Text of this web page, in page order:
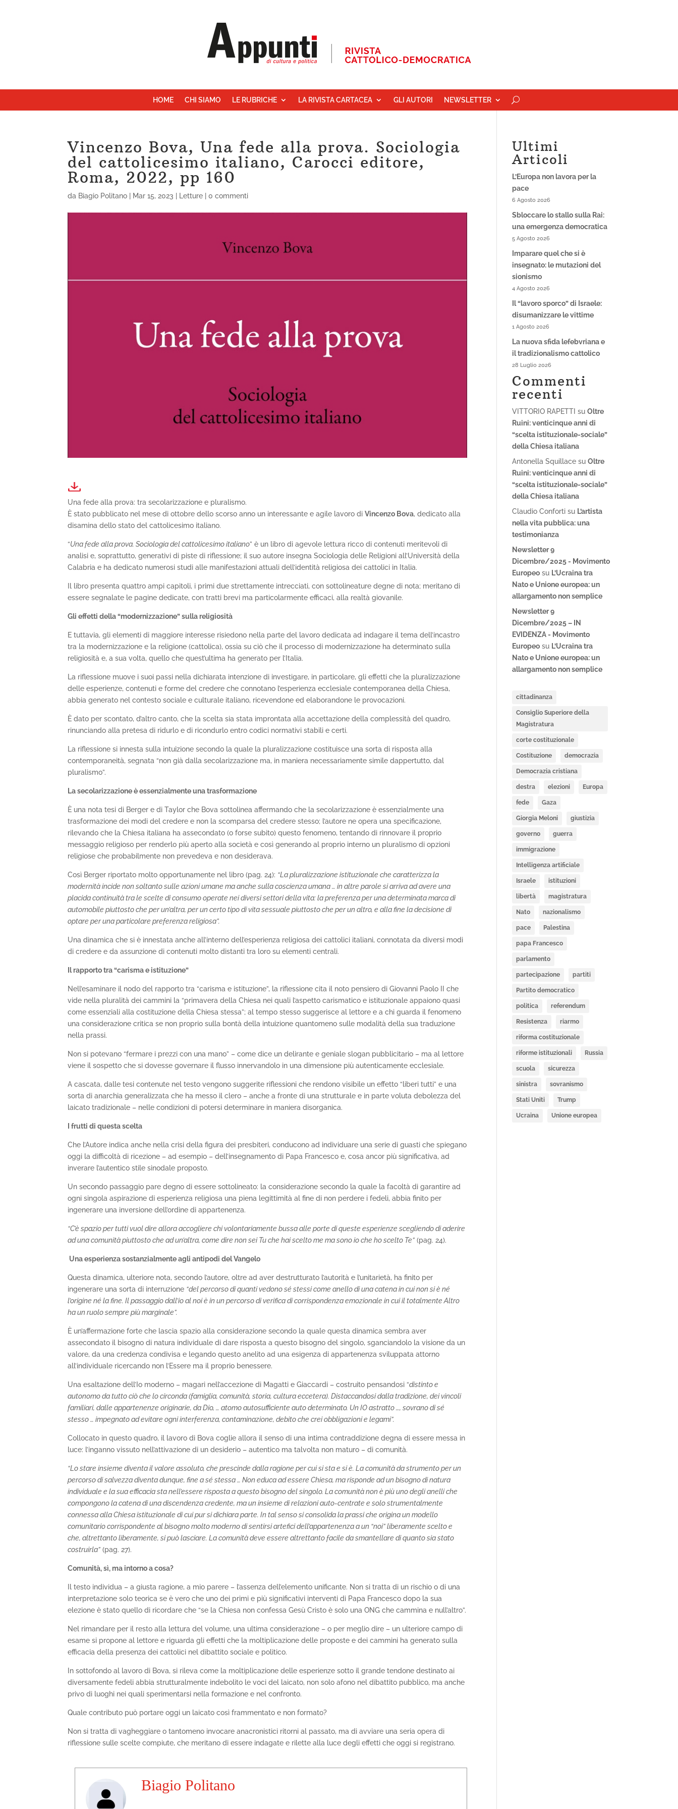
HOME CHI SIAMO LE RUBRICHE LA RIVISTA CARTACEA GLI AUTORI NEWSLETTER
Vincenzo Bova, Una fede alla prova. Sociologia
del cattolicesimo italiano, Carocci editore,
Roma, 2022, pp 160
da Biagio Politano Mar 15, 2023 Letture |0 commenti
Una fede alla prova: tra secolarizzazione e pluralismo.
È stato pubblicato nel mese di ottobre dello scorso anno un interessante e agile lavoro diVincenzo Bova, dedicato alla
disamina dello stato del cattolicesimo italiano.
“Una fede alla prova. Sociologia del cattolicesimo italiano” è un libro di agevole lettura ricco di contenuti meritevoli di
analisi e, soprattutto, generativi di piste di riflessione; il suo autore insegna Sociologia delle Religioni all’Università della
Calabria e ha dedicato numerosi studi alle manifestazioni attuali dell’identità religiosa dei cattolici in Italia.
Il libro presenta quattro ampi capitoli, i primi due strettamente intrecciati, con sottolineature degne di nota; meritano di
essere segnalate le pagine dedicate, con tratti brevi ma particolarmente efficaci, alla realtà giovanile.
Gli effetti della “modernizzazione” sulla religiosità
E tuttavia, gli elementi di maggiore interesse risiedono nella parte del lavoro dedicata ad indagare il tema dell’incastro
tra la modernizzazione e la religione (cattolica), ossia su ciò che il processo di modernizzazione ha determinato sulla
religiosità e, a sua volta, quello che quest’ultima ha generato per l’Italia.
La riflessione muove i suoi passi nella dichiarata intenzione di investigare, in particolare, gli effetti che la pluralizzazione
delle esperienze, contenuti e forme del credere che connotano l’esperienza ecclesiale contemporanea della Chiesa,
abbia generato nel contesto sociale e culturale italiano, ricevendone ed elaborandone le provocazioni.
È dato per scontato, d’altro canto, che la scelta sia stata improntata alla accettazione della complessità del quadro,
rinunciando alla pretesa di ridurlo e di ricondurlo entro codici normativi stabili e certi.
La riflessione si innesta sulla intuizione secondo la quale la pluralizzazione costituisce una sorta di risposta alla
contemporaneità, segnata “non già dalla secolarizzazione ma, in maniera necessariamente simile dappertutto, dal
pluralismo”.
La secolarizzazione è essenzialmente una trasformazione
È una nota tesi di Berger e di Taylor che Bova sottolinea affermando che la secolarizzazione è essenzialmente una
trasformazione dei modi del credere e non la scomparsa del credere stesso; l’autore ne opera una specificazione,
rilevando che la Chiesa italiana ha assecondato (o forse subito) questo fenomeno, tentando di rinnovare il proprio
messaggio religioso per renderlo più aperto alla società e così generando al proprio interno un pluralismo di opzioni
religiose che probabilmente non prevedeva e non desiderava.
Così Berger riportato molto opportunamente nel libro (pag. 24): “La pluralizzazione istituzionale che caratterizza la
modernità incide non soltanto sulle azioni umane ma anche sulla coscienza umana … in altre parole si arriva ad avere una
placida continuità tra le scelte di consumo operate nei diversi settori della vita: la preferenza per una determinata marca di
automobile piuttosto che per un’altra, per un certo tipo di vita sessuale piuttosto che per un altro, e alla fine la decisione di
optare per una particolare preferenza religiosa”.
Una dinamica che si è innestata anche all’interno dell’esperienza religiosa dei cattolici italiani, connotata da diversi modi
di credere e da assunzione di contenuti molto distanti tra loro su elementi centrali.
Il rapporto tra “carisma e istituzione”
Nell’esaminare il nodo del rapporto tra “carisma e istituzione”, la riflessione cita il noto pensiero di Giovanni Paolo II che
vide nella pluralità dei cammini la “primavera della Chiesa nei quali l’aspetto carismatico e istituzionale appaiono quasi
come essenziali alla costituzione della Chiesa stessa”; al tempo stesso suggerisce al lettore e a chi guarda il fenomeno
una considerazione critica se non proprio sulla bontà della intuizione quantomeno sulle modalità della sua traduzione
nella prassi.
Non si potevano “fermare i prezzi con una mano” – come dice un delirante e geniale slogan pubblicitario – ma al lettore
viene il sospetto che si dovesse governare il flusso innervandolo in una dimensione più autenticamente ecclesiale.
A cascata, dalle tesi contenute nel testo vengono suggerite riflessioni che rendono visibile un effetto “liberi tutti” e una
sorta di anarchia generalizzata che ha messo il clero – anche a fronte di una strutturale e in parte voluta debolezza del
laicato tradizionale – nelle condizioni di potersi determinare in maniera disorganica.
I frutti di questa scelta
Che l’Autore indica anche nella crisi della figura dei presbiteri, conducono ad individuare una serie di guasti che spiegano
oggi la difficoltà di ricezione – ad esempio – dell’insegnamento di Papa Francesco e, cosa ancor più significativa, ad
inverare l’autentico stile sinodale proposto.
Un secondo passaggio pare degno di essere sottolineato: la considerazione secondo la quale la facoltà di garantire ad
ogni singola aspirazione di esperienza religiosa una piena legittimità al fine di non perdere i fedeli, abbia finito per
ingenerare una inversione dell’ordine di appartenenza.
“C’è spazio per tutti vuol dire allora accogliere chi volontariamente bussa alle porte di queste esperienze scegliendo di aderire
ad una comunità piuttosto che ad un’altra, come dire non sei Tu che hai scelto me ma sono io che ho scelto Te” (pag. 24).
Una esperienza sostanzialmente agli antipodi del Vangelo
Questa dinamica, ulteriore nota, secondo l’autore, oltre ad aver destrutturato l’autorità e l’unitarietà, ha finito per
ingenerare una sorta di interruzione “del percorso di quanti vedono sé stessi come anello di una catena in cui non si è né
l’origine né la fine. Il passaggio dall’io al noi è in un percorso di verifica di corrispondenza emozionale in cui il totalmente Altro
ha un ruolo sempre più marginale”.
È un’affermazione forte che lascia spazio alla considerazione secondo la quale questa dinamica sembra aver
assecondato il bisogno di natura individuale di dare risposta a questo bisogno del singolo, sganciandolo la visione da un
valore, da una credenza condivisa e legando questo anelito ad una esigenza di appartenenza sviluppata attorno
all’individuale ricercando non l’Essere ma il proprio benessere.
Una esaltazione dell’Io moderno – magari nell’accezione di Magatti e Giaccardi – costruito pensandosi “distinto e
autonomo da tutto ciò che lo circonda (famiglia, comunità, storia, cultura eccetera). Distaccandosi dalla tradizione, dei vincoli
familiari, dalle appartenenze originarie, da Dio, … atomo autosufficiente auto determinato. Un IO astratto …, sovrano di sé
stesso … impegnato ad evitare ogni interferenza, contaminazione, debito che crei obbligazioni e legami”.
Collocato in questo quadro, il lavoro di Bova coglie allora il senso di una intima contraddizione degna di essere messa in
luce: l’inganno vissuto nell’attivazione di un desiderio – autentico ma talvolta non maturo – di comunità.
“Lo stare insieme diventa il valore assoluto, che prescinde dalla ragione per cui si sta e si è. La comunità da strumento per un
percorso di salvezza diventa dunque, fine a sé stessa … Non educa ad essere Chiesa, ma risponde ad un bisogno di natura
individuale e la sua efficacia sta nell’essere risposta a questo bisogno del singolo. La comunità non è più uno degli anelli che
compongono la catena di una discendenza credente, ma un insieme di relazioni auto-centrate e solo strumentalmente
connessa alla Chiesa istituzionale di cui pur si dichiara parte. In tal senso si consolida la prassi che origina un modello
comunitario corrispondente al bisogno molto moderno di sentirsi artefici dell’appartenenza a un “noi” liberamente scelto e
che, altrettanto liberamente, si può lasciare. La comunità deve essere altrettanto facile da smantellare di quanto sia stato
costruirla” (pag. 27).
Comunità, sì, ma intorno a cosa?
Il testo individua – a giusta ragione, a mio parere – l’assenza dell’elemento unificante. Non si tratta di un rischio o di una
interpretazione solo teorica se è vero che uno dei primi e più significativi interventi di Papa Francesco dopo la sua
elezione è stato quello di ricordare che “se la Chiesa non confessa Gesù Cristo è solo una ONG che cammina e null’altro”.
Nel rimandare per il resto alla lettura del volume, una ultima considerazione – o per meglio dire – un ulteriore campo di
esame si propone al lettore e riguarda gli effetti che la moltiplicazione delle proposte e dei cammini ha generato sulla
efficacia della presenza dei cattolici nel dibattito sociale e politico.
In sottofondo al lavoro di Bova, si rileva come la moltiplicazione delle esperienze sotto il grande tendone destinato ai
diversamente fedeli abbia strutturalmente indebolito le voci del laicato, non solo afono nel dibattito pubblico, ma anche
privo di luoghi nei quali sperimentarsi nella formazione e nel confronto.
Quale contributo può portare oggi un laicato così frammentato e non formato?
Non si tratta di vagheggiare o tantomeno invocare anacronistici ritorni al passato, ma di avviare una seria opera di
riflessione sulle scelte compiute, che meritano di essere indagate e rilette alla luce degli effetti che oggi si registrano.
Biagio Politano
Ultimi
Articoli
L’Europa non lavora per la
pace
6 Agosto 2026
Sbloccare lo stallo sulla Rai:
una emergenza democratica
5 Agosto 2026
Imparare quel che si è
insegnato: le mutazioni del
sionismo
4 Agosto 2026
Il “lavoro sporco” di Israele:
disumanizzare le vittime
1 Agosto 2026
La nuova sfida lefebvriana e
il tradizionalismo cattolico
28 Luglio 2026
Commenti
recenti
VITTORIO RAPETTI suOltre
Ruini: venticinque anni di
“scelta istituzionale-sociale”
della Chiesa italiana
Antonella Squillace suOltre
Ruini: venticinque anni di
“scelta istituzionale-sociale”
della Chiesa italiana
Claudio Conforti su L’artista
nella vita pubblica: una
testimonianza
Newsletter 9
Dicembre/2025 - Movimento
Europeo su L’Ucraina tra
Nato e Unione europea: un
allargamento non semplice
Newsletter 9
Dicembre/2025 – IN
EVIDENZA - Movimento
Europeo su L’Ucraina tra
Nato e Unione europea: un
allargamento non semplice
cittadinanza
Consiglio Superiore della
Magistratura
corte costituzionale
Costituzione democrazia
Democrazia cristiana
destra elezioni Europa
fede Gaza
Giorgia Meloni giustizia
governo guerra
immigrazione
Intelligenza artificiale
Israele istituzioni
libertà magistratura
Nato nazionalismo
pace Palestina
papa Francesco
parlamento
partecipazione partiti
Partito democratico
politica referendum
Resistenza riarmo
riforma costituzionale
riforme istituzionali Russia
scuola sicurezza
sinistra sovranismo
Stati Uniti Trump
Ucraina Unione europea